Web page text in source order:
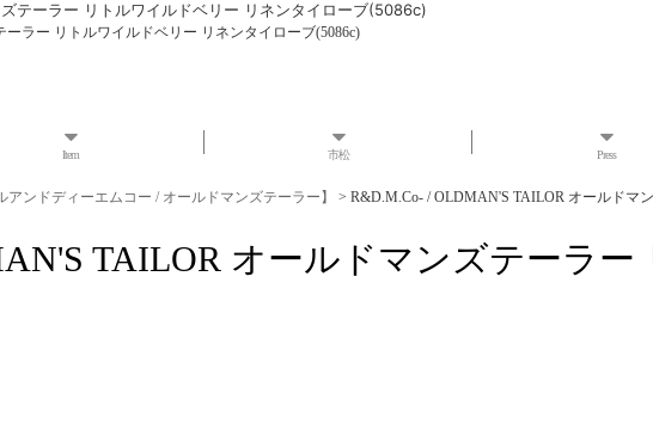
テーラー リトルワイルドベリー リネンタイローブ(5086c)
ラー リトルワイルドベリー リネンタイローブ(5086c)
Item 市松 Press
ンドディーエムコー / オールドマンズテーラー】 > R&D.M.Co- / OLDMAN'S TAILOR オールドマ
TAILOR オールドマンズテーラ